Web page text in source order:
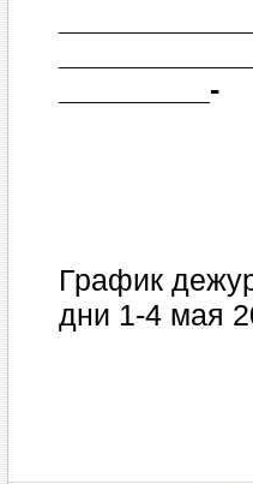
_________-
График
дни 1-4 мая